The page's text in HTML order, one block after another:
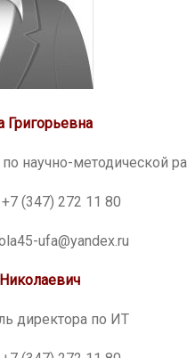
научно-методической
+7 (347) 272 11 80
ufa@yandex.ru
директора по ИТ